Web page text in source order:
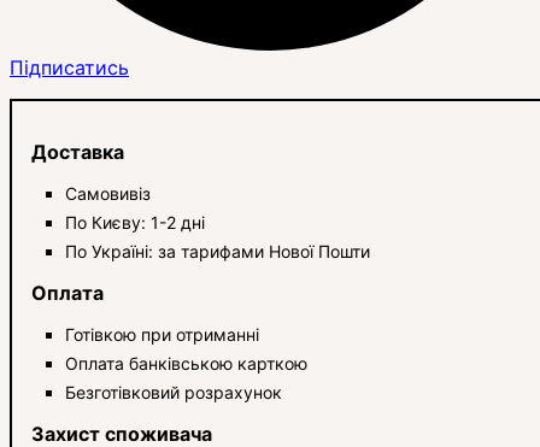
Підписатись
Доставка
Самовивіз
По Києву: 1-2 дні
По Україні: за тарифами Нової Пошти
Оплата
Готівкою при отриманні
Оплата банківською карткою
Безготівковий розрахунок
Захист споживача